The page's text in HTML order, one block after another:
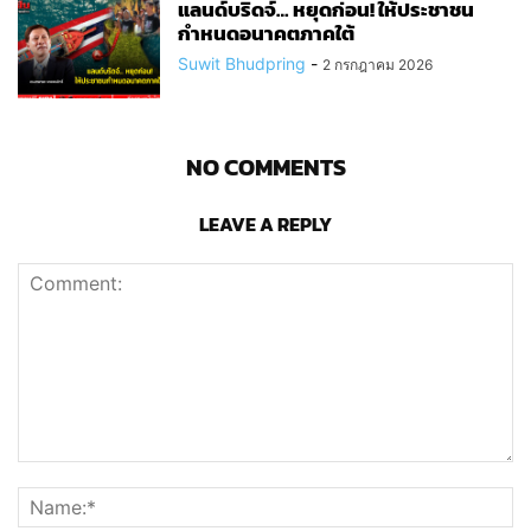
แลนด์บริดจ์… หยุดก่อน! ให้ประชาชน
กำหนดอนาคตภาคใต้
Suwit Bhudpring - 2 กรกฎาคม 2026
NO COMMENTS
LEAVE A REPLY